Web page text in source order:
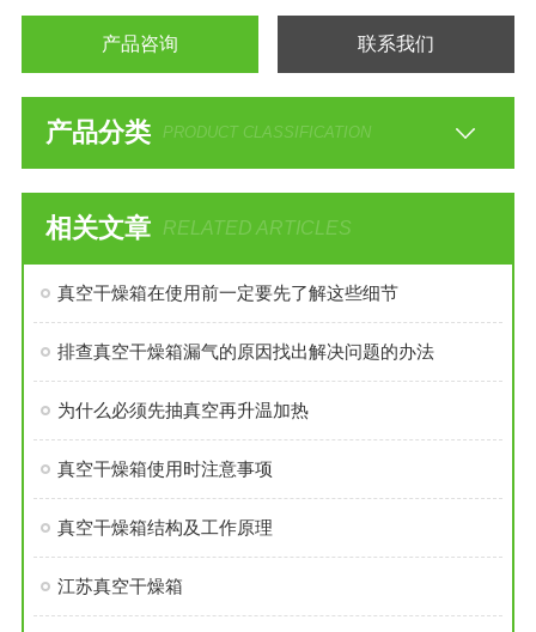
产品咨询 联系我们
产品分类 PRODUCT CLASSIFICATION
相关文章 RELATED ARTICLES
真空干燥箱在使用前一定要先了解这些细节
排查真空干燥箱漏气的原因找出解决问题的办法
为什么必须先抽真空再升温加热
真空干燥箱使用时注意事项
真空干燥箱结构及工作原理
江苏真空干燥箱